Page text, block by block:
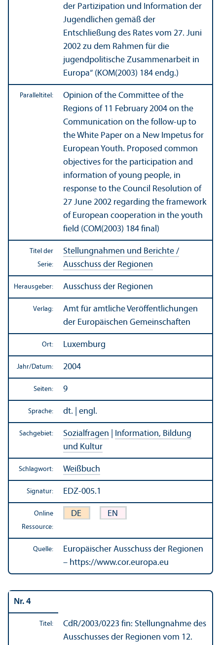
der Partizipation und Information der
Jugendlichen gemäß der
Entschließung des Rates vom 27. Juni
2002 zu dem Rahmen für die
jugendpolitische Zusammenarbeit in
Europa“ (KOM(2003) 184 endg.)
Paralleltitel:
Opinion of the Committee of the
Regions of 11 February 2004 on the
Communication on the follow-up to
the White Paper on a New Impetus for
European Youth. Proposed common
objectives for the participation and
information of young people, in
response to the Council Resolution of
27 June 2002 regarding the framework
of European cooperation in the youth
field (COM(2003) 184 final)
Titel der
Serie:
Stellungnahmen und Berichte /
Ausschuss der Regionen
Herausgeber: Ausschuss der Regionen
Verlag:
Amt für amtliche Veröffentlichungen
der Europäischen Gemeinschaften
Ort: Luxemburg
Jahr/Datum: 2004
Seiten: 9
Sprache: dt. | engl.
Sachgebiet: Sozialfragen
Information, Bildung
und Kultur
Schlagwort: Weißbuch
Signatur: EDZ-005.1
Online
Ressource:
DE EN
Quelle:
Europäischer Ausschuss der Regionen
– https://www.cor.europa.eu
Nr. 4
Titel: CdR/2003/0223 fin: Stellungnahme des
Ausschusses der Regionen vom 12.